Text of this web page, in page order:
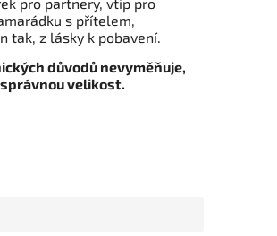
s přítelem,
tak, z lásky k pobavení.
důvodů nevyměňuje,
velikost.